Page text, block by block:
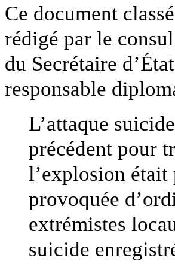
Ce document
rédigé par le
du Secrétaire
responsable
L’attaque
précédent pour
l’explosion
provoquée
extrémistes
suicide